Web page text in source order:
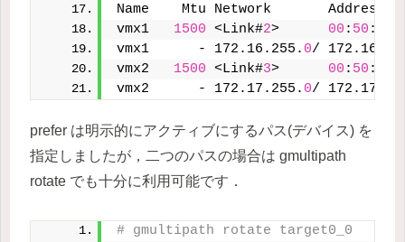
Name    Mtu Network
vmx1 1500 <Link#2> 00 : 50 :
vmx1      - 172.16.255. 0/
vmx2 1500 <Link#3> 00 : 50 :
vmx2      - 172.17.255. 0/
prefer は明示的にアクティブにするパス(デバイス) を
指定しましたが，二つのパスの場合は gmultipath
rotate でも十分に利用可能です．
# gmultipath rotate target0_0